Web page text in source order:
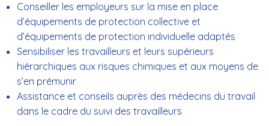
Conseiller les employeurs sur la mise en place
d’équipements de protection collective et
d’équipements de protection individuelle adaptés
Sensibiliser les travailleurs et leurs supérieurs
hiérarchiques aux risques chimiques et aux moyens de
s’en prémunir
Assistance et conseils auprès des médecins du travail
dans le cadre du suivi des travailleurs